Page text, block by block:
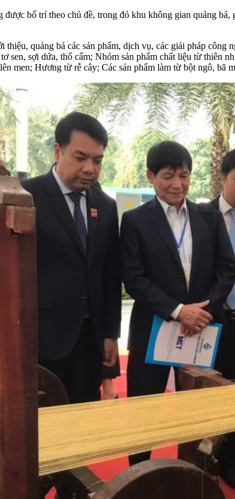
được bố trí theo chủ đề, trong đó khu không gian quảng
quảng bá các sản phẩm, dịch vụ, các giải pháp
sen, sợi dứa, thổ cẩm; Nhóm sản phẩm chất liệu từ thiên
men; Hương từ rễ cây; Các sản phẩm làm từ bột ngô, bã